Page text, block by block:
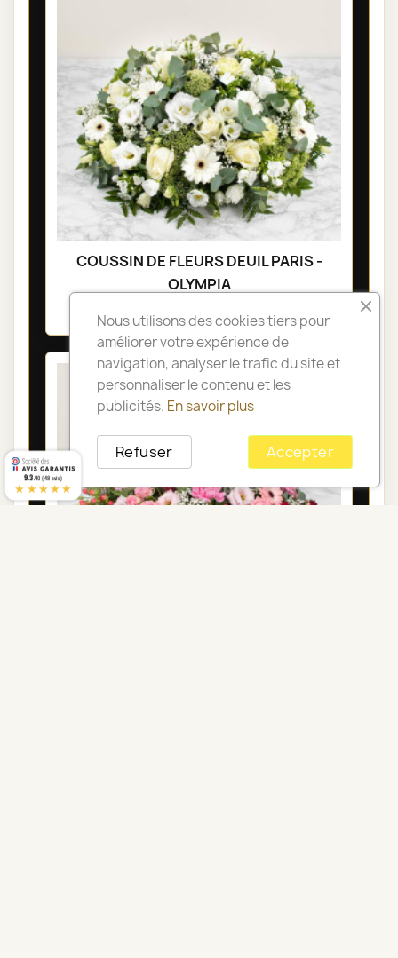
COUSSIN DE FLEURS DEUIL PARIS -
OLYMPIA
105,00 €
Nous utilisons des cookies tiers pour
améliorer votre expérience de
navigation, analyser le trafic du site et
personnaliser le contenu et les
publicités. En savoir plus
Accepter
Refuser
9.3/10 (48 avis)
★★★★★